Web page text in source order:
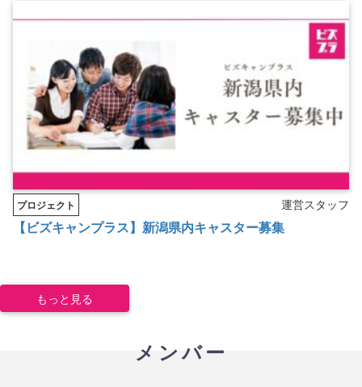
プロジェクト 運営スタッフ
【ビズキャンプラス】新潟県内キャスター募集
もっと見る
メンバー